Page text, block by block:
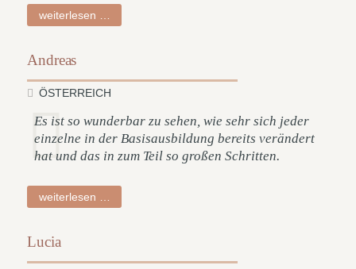
weiterlesen …
Andreas
ÖSTERREICH
Es ist so wunderbar zu sehen, wie sehr sich jeder
einzelne in der Basisausbildung bereits verändert
hat und das in zum Teil so großen Schritten.
weiterlesen …
Lucia